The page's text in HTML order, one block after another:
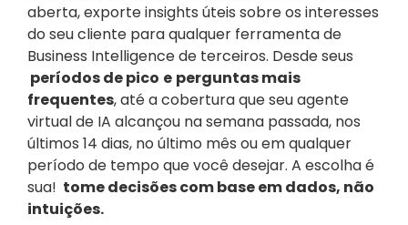
aberta, exporte insights úteis sobre os interesses
do seu cliente para qualquer ferramenta de
períodos de pico e perguntas mais
frequentes, até a cobertura que seu agente
virtual de IA alcançou na semana passada, nos
últimos 14 dias, no último mês ou em qualquer
período de tempo que você desejar. A escolha é
sua! tome decisões com base em dados, não
intuições.